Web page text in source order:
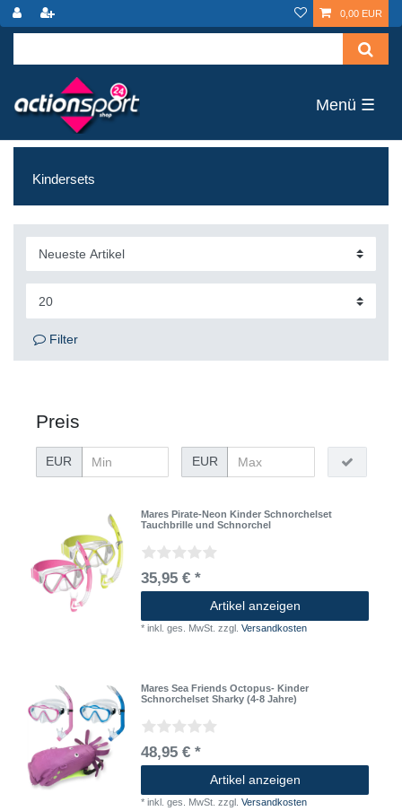
0,00 EUR
☰
Kindersets
Filter
Preis
EUR EUR
Mares Pirate-Neon Kinder Schnorchelset
Tauchbrille und Schnorchel
35,95 € *
Artikel anzeigen
*inkl. ges. MwSt. zzgl.Versandkosten
Mares Sea Friends Octopus- Kinder
Schnorchelset Sharky (4-8 Jahre)
48,95 € *
Artikel anzeigen
*inkl. ges. MwSt. zzgl.Versandkosten